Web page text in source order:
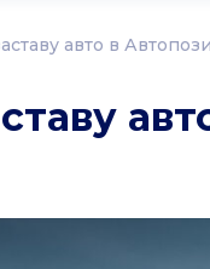
авто в